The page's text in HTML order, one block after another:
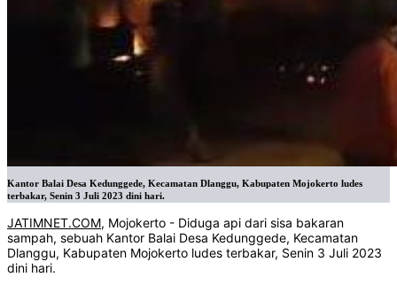
Kantor Balai Desa Kedunggede, Kecamatan Dlanggu, Kabupaten Mojokerto ludes
terbakar, Senin 3 Juli 2023 dini hari.
JATIMNET.COM, Mojokerto - Diduga api dari sisa bakaran
sampah, sebuah Kantor Balai Desa Kedunggede, Kecamatan
Dlanggu, Kabupaten Mojokerto ludes terbakar, Senin 3 Juli 2023
dini hari.